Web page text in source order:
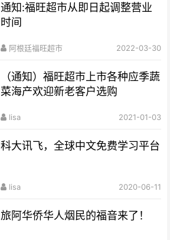
通知:福旺超市从即日起调整营业
时间
阿根廷福旺超市 2022-03-30
（通知）福旺超市上市各种应季蔬
菜海产欢迎新老客户选购
lisa 2021-01-03
科大讯飞，全球中文免费学习平台
lisa 2020-06-11
旅阿华侨华人烟民的福音来了！